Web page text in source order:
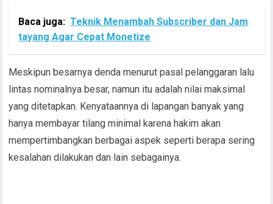
Baca juga: Teknik Menambah Subscriber dan Jam
tayang Agar Cepat Monetize
Meskipun besarnya denda menurut pasal pelanggaran lalu
lintas nominalnya besar, namun itu adalah nilai maksimal
yang ditetapkan. Kenyataannya di lapangan banyak yang
hanya membayar tilang minimal karena hakim akan
mempertimbangkan berbagai aspek seperti berapa sering
kesalahan dilakukan dan lain sebagainya.